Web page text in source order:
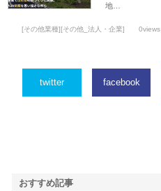
地…
[その他業種][その他_法人・企業] 0views
twitter facebook
おすすめ記事